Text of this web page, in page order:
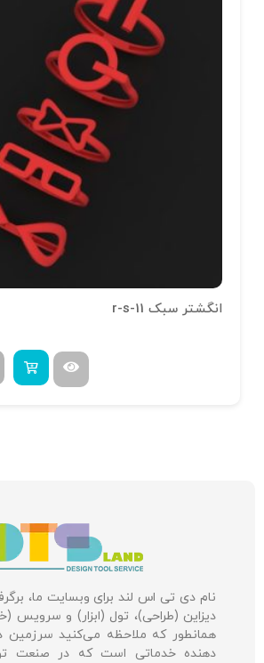
انگشتر سبک r-s-11
نام دی تی اس لند برای وبسایت ما،
دیزاین (طراحی)، تول (ابزار) و سرویس
همانطور که ملاحظه می‌کنید سرزمین
دهنده خدماتی است که در صنعت